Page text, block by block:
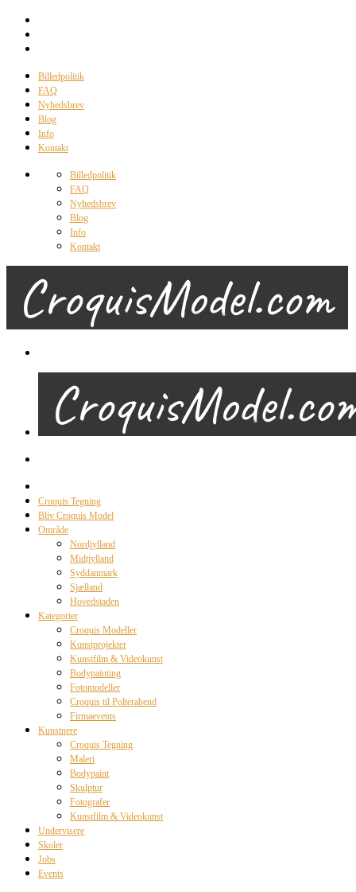
Billedpolitik
FAQ
Nyhedsbrev
Blog
Info
Kontakt
Billedpolitik
FAQ
Nyhedsbrev
Blog
Info
Kontakt
Croquis Tegning
Bliv Croquis Model
Område
Nordjylland
Midtjylland
Syddanmark
Sjælland
Hovedstaden
Kategorier
Croquis Modeller
Kunstprojekter
Kunstfilm & Videokunst
Bodypainting
Fotomodeller
Croquis til Polterabend
Firmaevents
Kunstnere
Croquis Tegning
Maleri
Bodypaint
Skulptur
Fotografer
Kunstfilm & Videokunst
Undervisere
Skoler
Jobs
Events